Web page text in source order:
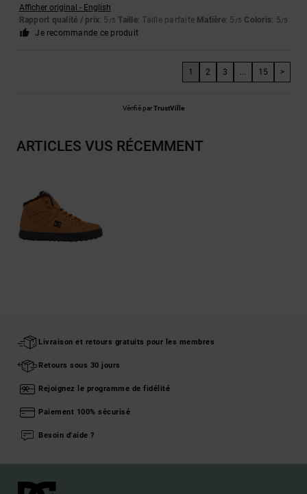
Afficher original - English
Rapport qualité / prix: 5 /5 Taille: Taille parfaite Matière: 5 /5 Coloris: 5/5
Je recommande ce produit
1 2 3 ... 15 >
Vérifié parTrustVille
ARTICLES VUS RÉCEMMENT
Livraison et retours gratuits pour les membres
Retours sous 30 jours
Rejoignez le programme de fidélité
Paiement 100% sécurisé
Besoin d'aide ?